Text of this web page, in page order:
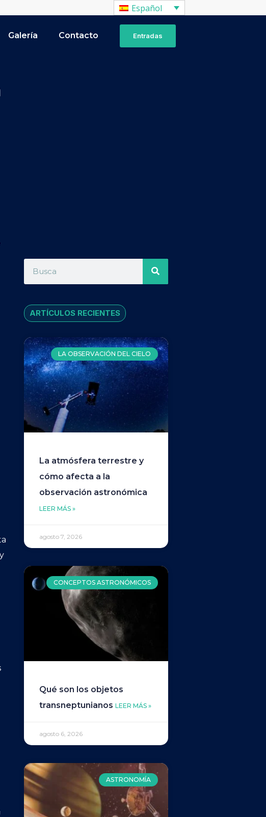
Español
Galería Contacto Entradas
ARTÍCULOS RECIENTES
LA OBSERVACIÓN DEL CIELO
La atmósfera terrestre y
cómo afecta a la
observación astronómica
LEER MÁS »
agosto 7, 2026
CONCEPTOS ASTRONÓMICOS
Qué son los objetos
transneptunianosLEER MÁS »
agosto 6, 2026
ASTRONOMÍA